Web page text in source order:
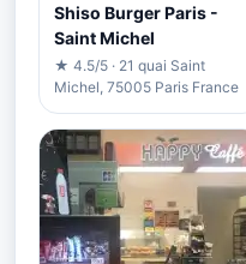
Shiso Burger Paris -
Saint Michel
★ 4.5/5 · 21 quai Saint
Michel, 75005 Paris France